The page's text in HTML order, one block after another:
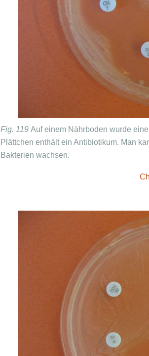
Fig. 119 Auf einem Nährboden wurde
Plättchen enthält ein Antibiotikum. Man
Bakterien wachsen.